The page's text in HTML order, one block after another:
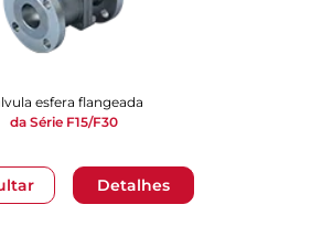
Detalhes
esfera flangeada
da Série F15/F30